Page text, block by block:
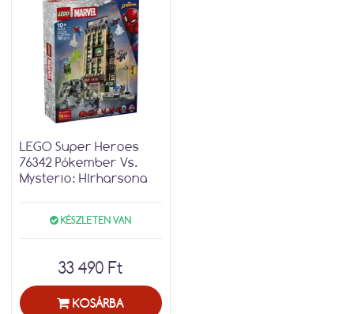
LEGO Super Heroes
76342 Pókember Vs.
Mysterio: Hírharsona
KÉSZLETEN VAN
33 490 Ft
KOSÁRBA